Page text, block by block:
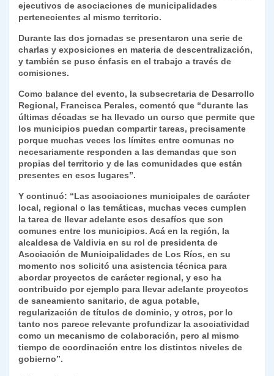
ejecutivos de asociaciones de municipalidades
pertenecientes al mismo territorio.
Durante las dos jornadas se presentaron una serie de
charlas y exposiciones en materia de descentralización,
y también se puso énfasis en el trabajo a través de
comisiones.
Como balance del evento, la subsecretaria de Desarrollo
Regional, Francisca Perales, comentó que “durante las
últimas décadas se ha llevado un curso que permite que
los municipios puedan compartir tareas, precisamente
porque muchas veces los límites entre comunas no
necesariamente responden a las demandas que son
propias del territorio y de las comunidades que están
presentes en esos lugares”.
Y continuó: “Las asociaciones municipales de carácter
local, regional o las temáticas, muchas veces cumplen
la tarea de llevar adelante esos desafíos que son
comunes entre los municipios. Acá en la región, la
alcaldesa de Valdivia en su rol de presidenta de
Asociación de Municipalidades de Los Ríos, en su
momento nos solicitó una asistencia técnica para
abordar proyectos de carácter regional, y eso ha
contribuido por ejemplo para llevar adelante proyectos
de saneamiento sanitario, de agua potable,
regularización de títulos de dominio, y otros, por lo
tanto nos parece relevante profundizar la asociatividad
como un mecanismo de colaboración, pero al mismo
tiempo de coordinación entre los distintos niveles de
gobierno”.